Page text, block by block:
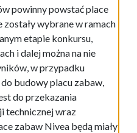
powinny powstać place
wybrane w ramach
etapie konkursu,
i dalej można na nie
w przypadku
budowy placu zabaw,
do przekazania
technicznej wraz
zabaw Nivea będą miały